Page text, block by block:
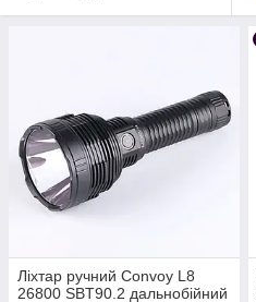
Ліхтар ручний Convoy L8
26800 SBT90.2 дальнобійний